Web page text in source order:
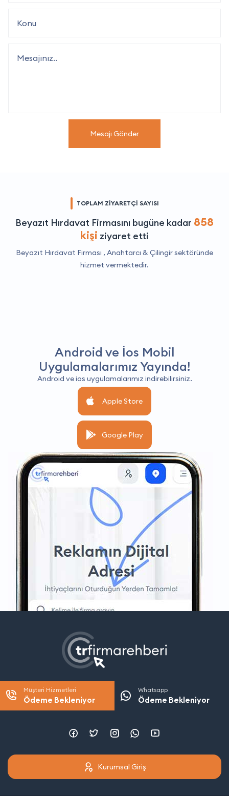
Mesajı Gönder
TOPLAM ZİYARETÇİ SAYISI
Beyazıt Hırdavat Firmasını bugüne kadar 858
kişi ziyaret etti
Beyazıt Hırdavat Firması , Anahtarcı & Çilingirsektöründe
hizmet vermektedir.
Android ve İos Mobil
Uygulamalarımız Yayında!
Android ve ios uygulamalarımız indirebilirsiniz.
Apple Store
Google Play
Müşteri Hizmetleri
Ödeme Bekleniyor
Whatsapp
Ödeme Bekleniyor
Kurumsal Giriş